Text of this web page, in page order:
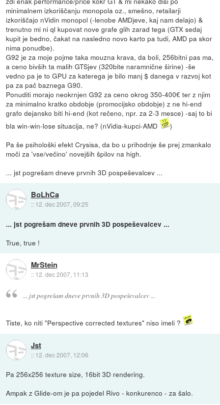
minimalnem izkoriščanju monopola oz., smešno, retailarji
izkoriščajo nVidin monopol (-lenobe AMDjeve, kaj nam delajo) &
trenutno mi ni ql kupovat nove grafe glih zarad tega (GTX sedaj
kupit je bedno, čakat na nasledno novo karto pa tudi, AMD pa skor
nima ponudbe).
G92 je za moje pojme taka mouzna krava, da boli, 256bitni pas ma,
a ceno bivših ta malih GTSjev (320bite naramnične širine) -še
vedno pa je to GPU za katerega je bilo manj $ danega v razvoj kot
pa za pač baznega G90.
Ponuditi morajo neokrnjen G92 za ceno okrog 350-400€ ter z njim
za minimalno kratko obdobje (promocijsko obdobje) z ne hi-end
grafo dejansko biti hi-end (kot rečeno, npr. za 2-3 mesce) -saj to bi
bla win-win-lose situacija, ne? (nVidia-kupci-AMD
)
Pa še psihološki efekt Crysisa, da bo u prihodnje še prej zmankalo
moči za 'vse/večino' novejših špilov na high.
... jst pogrešam dneve prvnih 3D pospeševalcev ...
BoLhCa
:: 12. dec 2007, 09:25
... jst pogrešam dneve prvnih 3D pospeševalcev ...
True, true !
MrStein
:: 12. dec 2007, 11:13
... jst pogrešam dneve prvnih 3D pospeševalcev ...
Tiste, ko niti "Perspective corrected textures" niso imeli ?
Jst
:: 12. dec 2007, 12:06
Pa 256x256 texture size, 16bit 3D rendering.
Ampak z Glide-om je pa pojedel Rivo - konkurenco - za šalo.